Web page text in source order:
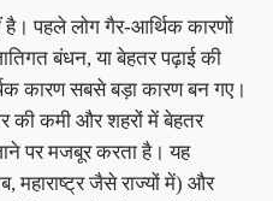
है। पहले लोग गैर-आर्थिक कारणों
बंधन, या बेहतर पढ़ाई की
कारण सबसे बड़ा कारण बन गए।
की कमी और शहरों में बेहतर
पर मजबूर करता है। यह
महाराष्ट्र जैसे राज्यों में) और